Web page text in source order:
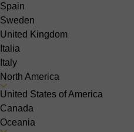
Spain
Sweden
United Kingdom
Italia
Italy
North America
United States of America
Canada
Oceania